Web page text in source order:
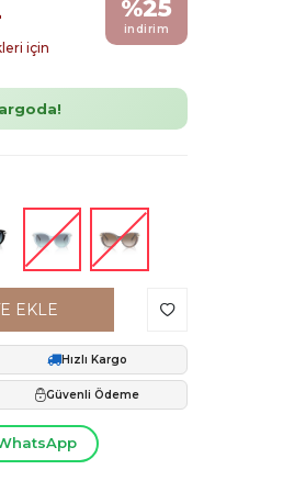
için
%25
indirim
EKLE
Hızlı Kargo
Güvenli Ödeme